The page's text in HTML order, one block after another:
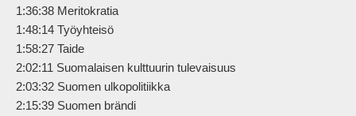
1:36:38 Meritokratia
1:48:14 Työyhteisö
1:58:27 Taide
2:02:11 Suomalaisen kulttuurin tulevaisuus
2:03:32 Suomen ulkopolitiikka
2:15:39 Suomen brändi